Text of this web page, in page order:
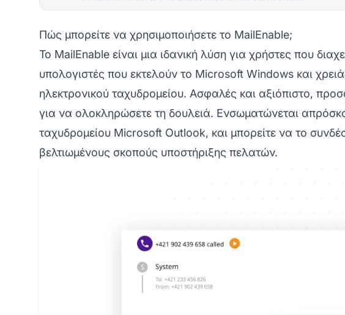
Πώς μπορείτε να χρησιμοποιήσετε το MailEnable;
Το MailEnable είναι μια ιδανική λύση για χρήστες που
υπολογιστές που εκτελούν το Microsoft Windows και
ηλεκτρονικού ταχυδρομείου. Ασφαλές και αξιόπιστο,
για να ολοκληρώσετε τη δουλειά. Ενσωματώνεται
ταχυδρομείου Microsoft Outlook, και μπορείτε να το
βελτιωμένους σκοπούς υποστήριξης πελατών.